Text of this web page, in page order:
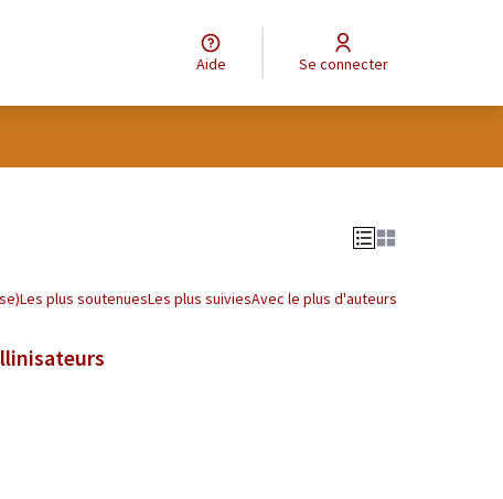
Aide Se connecter
utilisateur
Les plus soutenuesLes plus suiviesAvec le plus d'auteurs